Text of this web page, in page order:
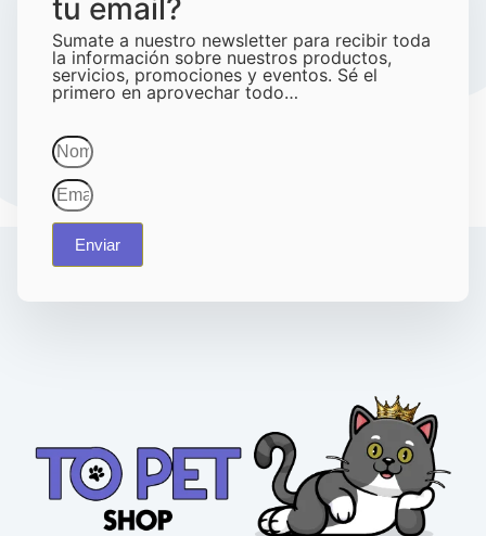
tu email?
Sumate a nuestro newsletter para recibir toda
la información sobre nuestros productos,
servicios, promociones y eventos. Sé el
primero en aprovechar todo…
Enviar